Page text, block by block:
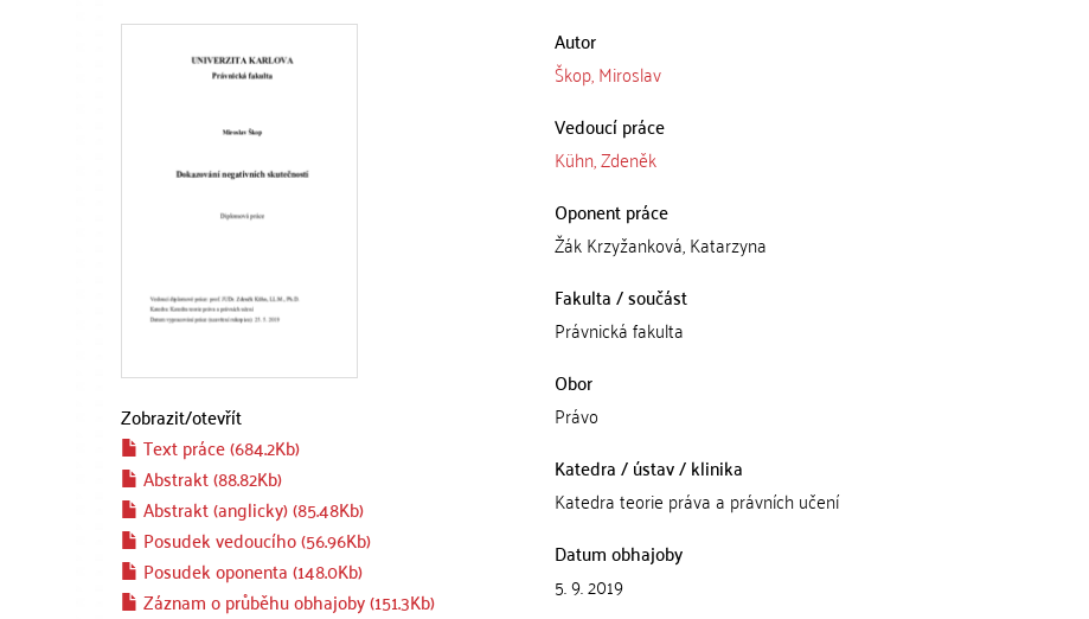
Zobrazit/otevřít
Text práce (684.2Kb)
Abstrakt (88.82Kb)
Abstrakt (anglicky) (85.48Kb)
Posudek vedoucího (56.96Kb)
Posudek oponenta (148.0Kb)
Záznam o průběhu obhajoby (151.3Kb)
Autor
Škop, Miroslav
Vedoucí práce
Kühn, Zdeněk
Oponent práce
Žák Krzyžanková, Katarzyna
Fakulta / součást
Právnická fakulta
Obor
Právo
Katedra / ústav / klinika
Katedra teorie práva a právních učení
Datum obhajoby
5. 9. 2019